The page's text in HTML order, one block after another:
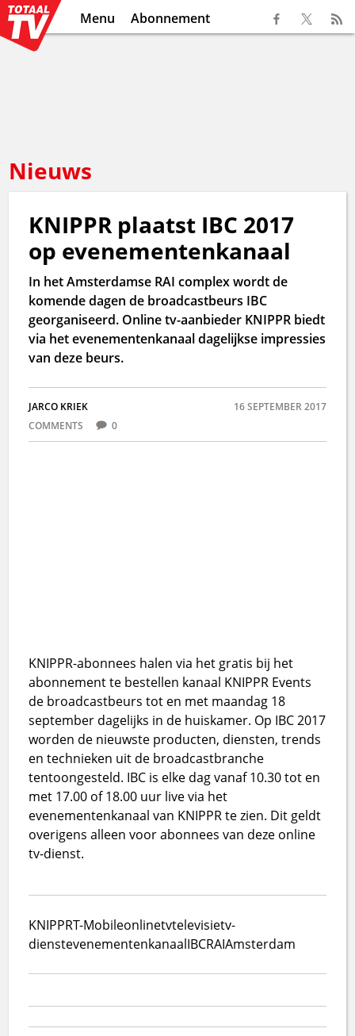
Menu Abonnement
Nieuws
KNIPPR plaatst IBC 2017
op evenementenkanaal
In het Amsterdamse RAI complex wordt de
komende dagen de broadcastbeurs IBC
georganiseerd. Online tv-aanbieder KNIPPR biedt
via het evenementenkanaal dagelijkse impressies
van deze beurs.
JARCO KRIEK
16 SEPTEMBER 2017
COMMENTS
0
KNIPPR-abonnees halen via het gratis bij het
abonnement te bestellen kanaal KNIPPR Events
de broadcastbeurs tot en met maandag 18
september dagelijks in de huiskamer. Op IBC 2017
worden de nieuwste producten, diensten, trends
en technieken uit de broadcastbranche
tentoongesteld. IBC is elke dag vanaf 10.30 tot en
met 17.00 of 18.00 uur live via het
evenementenkanaal van KNIPPR te zien. Dit geldt
overigens alleen voor abonnees van deze online
tv-dienst.
KNIPPRT-Mobileonlinetvtelevisietv-
dienstevenementenkanaalIBCRAIAmsterdam